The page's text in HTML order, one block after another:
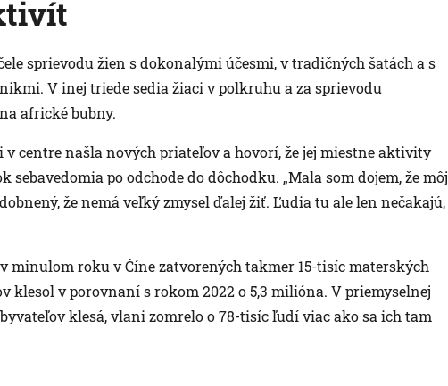
sprievodu žien s dokonalými účesmi, v tradičných šatách a s
V inej triede sedia žiaci v polkruhu a za sprievodu
africké bubny.
v centre našla nových priateľov a hovorí, že jej miestne aktivity
po odchode do dôchodku. „Mala som dojem, že môj
že nemá veľký zmysel ďalej žiť. Ľudia tu ale len nečakajú,
minulom roku v Číne zatvorených takmer 15-tisíc materských
klesol v porovnaní s rokom 2022 o 5,3 milióna. V priemyselnej
klesá, vlani zomrelo o 78-tisíc ľudí viac ako sa ich tam